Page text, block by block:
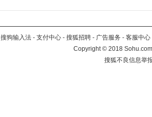
搜狗输入法 - 支付中心 - 搜狐招聘 - 广告服务 - 客服中心
Copyright©2018
搜狐不良信息举